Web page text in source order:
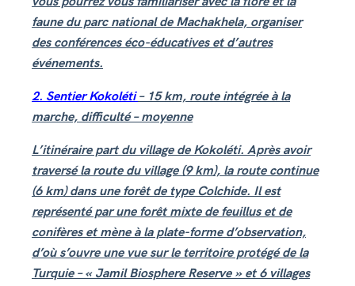
faune du parc national de Machakhela, organiser
des conférences éco-éducatives et d’autres
événements.
2. Sentier Kokoléti– 15 km, route intégrée à la
marche, difficulté – moyenne
L’itinéraire part du village de Kokoléti. Après avoir
traversé la route du village (9 km), la route continue
(6 km) dans une forêt de type Colchide. Il est
représenté par une forêt mixte de feuillus et de
conifères et mène à la plate-forme d’observation,
d’où s’ouvre une vue sur le territoire protégé de la
Turquie – « Jamil Biosphere Reserve » et 6 villages